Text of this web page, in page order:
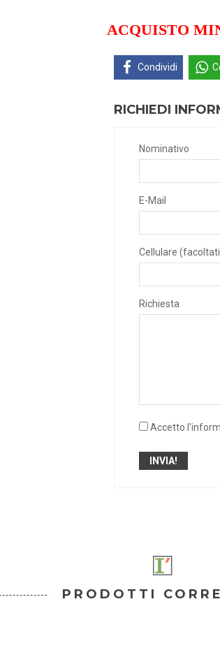
ACQUISTO
Condividi
RICHIEDI
Nominativo
E-Mail
Cellulare
Richiesta
Accetto
PRODOTTI